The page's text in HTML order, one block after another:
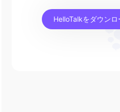
HelloTalkをダウンロ